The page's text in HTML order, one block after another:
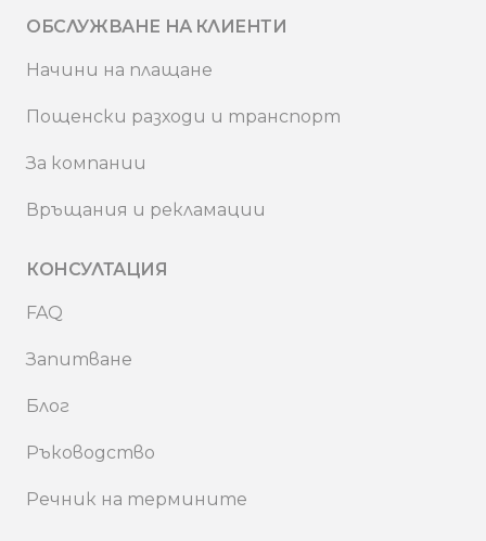
ОБСЛУЖВАНЕ НА КЛИЕНТИ
Начини на плащане
Пощенски разходи и транспорт
За компании
Връщания и рекламации
КОНСУЛТАЦИЯ
FAQ
Запитване
Блог
Ръководство
Речник на термините